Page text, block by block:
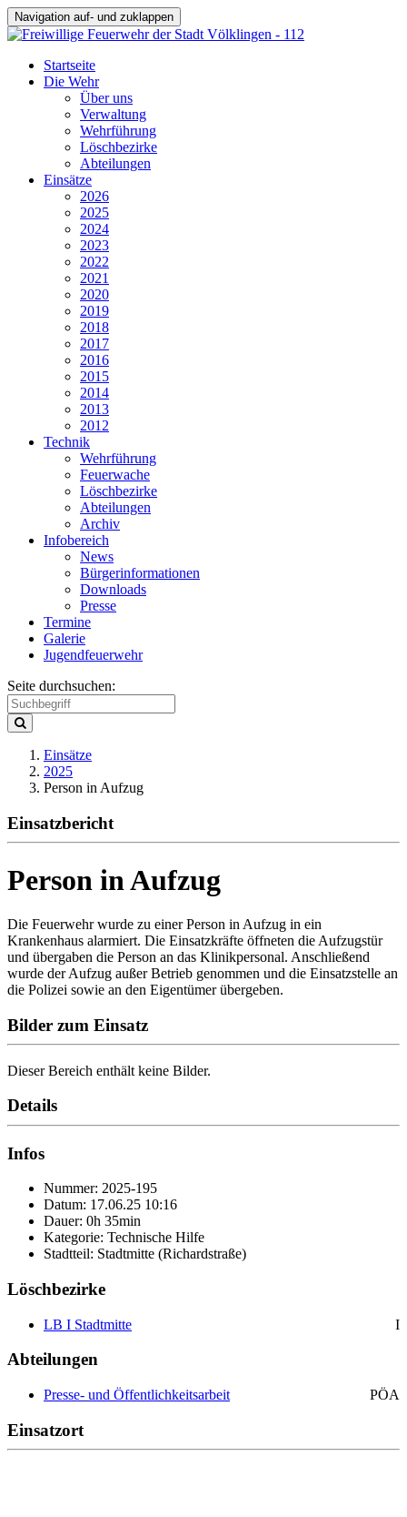
Navigation auf- und zuklappen
Startseite
Die Wehr
Über uns
Verwaltung
Wehrführung
Löschbezirke
Abteilungen
Einsätze
2026
2025
2024
2023
2022
2021
2020
2019
2018
2017
2016
2015
2014
2013
2012
Technik
Wehrführung
Feuerwache
Löschbezirke
Abteilungen
Archiv
Infobereich
News
Bürgerinformationen
Downloads
Presse
Termine
Galerie
Jugendfeuerwehr
Seite durchsuchen:
Einsätze
2025
Person in Aufzug
Einsatzbericht
Person in Aufzug
Die Feuerwehr wurde zu einer Person in Aufzug in ein
Krankenhaus alarmiert. Die Einsatzkräfte öffneten die Aufzugstür
und übergaben die Person an das Klinikpersonal. Anschließend
wurde der Aufzug außer Betrieb genommen und die Einsatzstelle an
die Polizei sowie an den Eigentümer übergeben.
Bilder zum Einsatz
Dieser Bereich enthält keine Bilder.
Details
Infos
Nummer: 2025-195
Datum: 17.06.25 10:16
Dauer: 0h 35min
Kategorie: Technische Hilfe
Stadtteil: Stadtmitte (Richardstraße)
Löschbezirke
LB I Stadtmitte I
Abteilungen
Presse- und Öffentlichkeitsarbeit PÖA
Einsatzort